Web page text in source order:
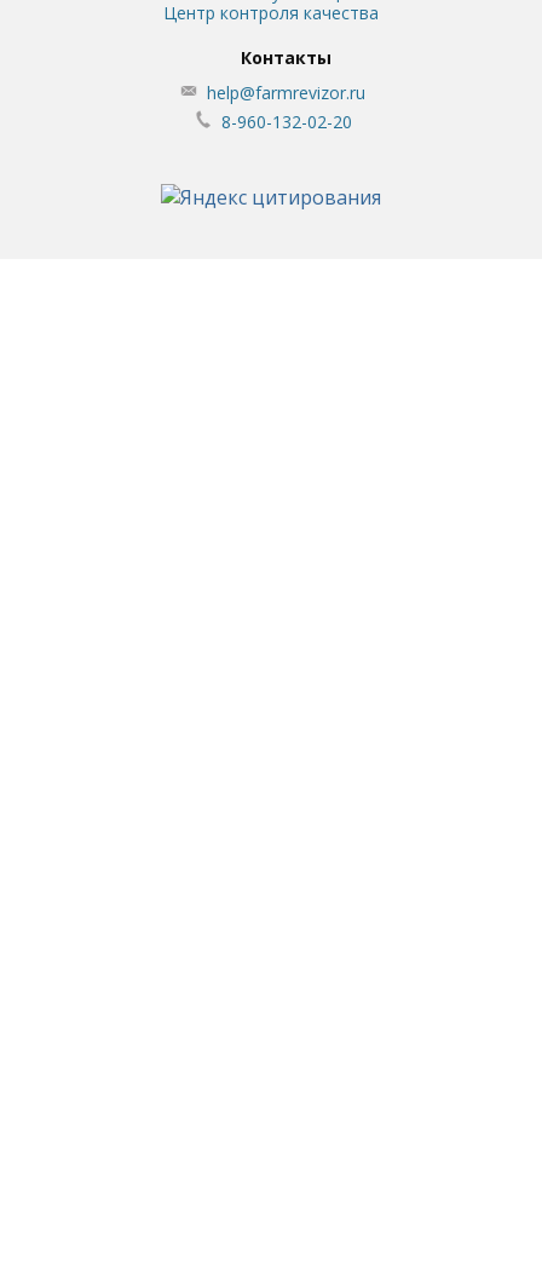
Центр контроля качества
Контакты
help@farmrevizor.ru
8-960-132-02-20